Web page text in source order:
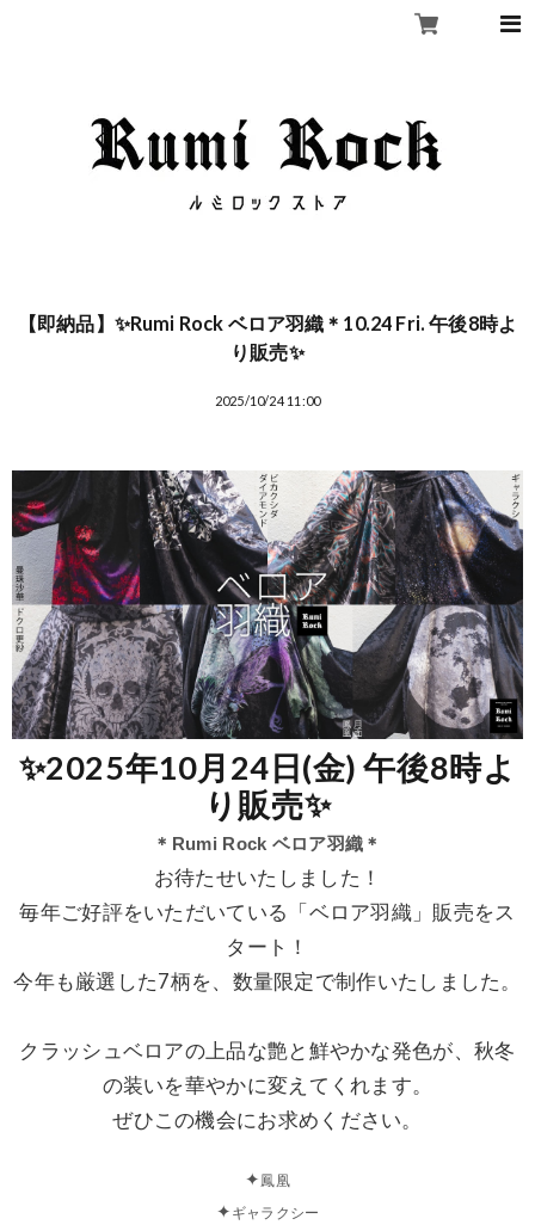
【即納品】✨Rumi Rock ベロア羽織＊10.24 Fri. 午後8時よ
り販売✨
2025/10/24 11:00
✨2025年10月24日(金) 午後8時よ
り販売✨
＊Rumi Rock ベロア羽織 ＊
お待たせいたしました！
毎年ご好評をいただいている「ベロア羽織」販売をス
タート！
今年も厳選した7柄を、数量限定で制作いたしました。
クラッシュベロアの上品な艶と鮮やかな発色が、秋冬
の装いを華やかに変えてくれます。
ぜひこの機会にお求めください。
✦ 鳳凰
✦ ギャラクシー